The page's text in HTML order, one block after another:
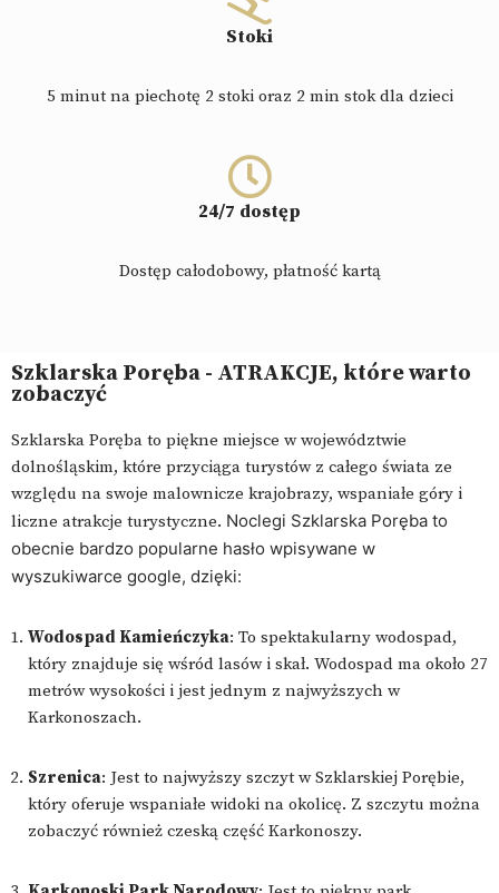
Stoki
5 minut na piechotę 2 stoki oraz 2 min stok dla dzieci
24/7 dostęp
Dostęp całodobowy, płatność kartą
Szklarska Poręba - ATRAKCJE, które warto
zobaczyć
Szklarska Poręba to piękne miejsce w województwie
dolnośląskim, które przyciąga turystów z całego świata ze
względu na swoje malownicze krajobrazy, wspaniałe góry i
liczne atrakcje turystyczne. Noclegi Szklarska Poręba to
obecnie bardzo popularne hasło wpisywane w
wyszukiwarce google, dzięki:
Wodospad Kamieńczyka: To spektakularny wodospad,
który znajduje się wśród lasów i skał. Wodospad ma około 27
metrów wysokości i jest jednym z najwyższych w
Karkonoszach.
Szrenica: Jest to najwyższy szczyt w Szklarskiej Porębie,
który oferuje wspaniałe widoki na okolicę. Z szczytu można
zobaczyć również czeską część Karkonoszy.